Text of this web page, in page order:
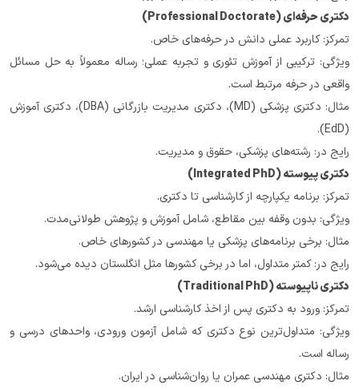
دکتری حرفه‌ای (Professional Doctorate)
تمرکز: کاربرد عملی دانش در حرفه‌های خاص.
واقعی در حرفه مرتبط است.
(EdD).
رایج در: رشته‌های پزشکی، حقوق و مدیریت.
دکتری پیوسته (Integrated PhD)
تمرکز: برنامه یکپارچه از کارشناسی تا دکتری.
ویژگی: بدون وقفه بین مقاطع، شامل آموزش و پژوهش طولانی‌مدت.
مثال: برخی برنامه‌های پزشکی یا مهندسی در کشورهای خاص.
رایج در: کمتر متداول، اما در برخی کشورها مثل انگلستان دیده می‌شود.
دکتری ناپیوسته (Traditional PhD)
تمرکز: ورود به دکتری پس از اخذ کارشناسی ارشد.
رساله است.
مثال: دکتری مهندسی عمران یا روان‌شناسی در ایران.